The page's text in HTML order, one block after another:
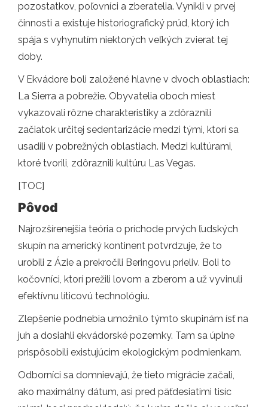
pozostatkov, poľovníci a zberatelia. Vynikli v prvej
činnosti a existuje historiografický prúd, ktorý ich
spája s vyhynutím niektorých veľkých zvierat tej
doby.
V Ekvádore boli založené hlavne v dvoch oblastiach:
La Sierra a pobrežie. Obyvatelia oboch miest
vykazovali rôzne charakteristiky a zdôraznili
začiatok určitej sedentarizácie medzi tými, ktorí sa
usadili v pobrežných oblastiach. Medzi kultúrami,
ktoré tvorili, zdôraznili kultúru Las Vegas.
[TOC]
Pôvod
Najrozšírenejšia teória o príchode prvých ľudských
skupín na americký kontinent potvrdzuje, že to
urobili z Ázie a prekročili Beringovu prieliv. Boli to
kočovníci, ktorí prežili lovom a zberom a už vyvinuli
efektívnu líticovú technológiu.
Zlepšenie podnebia umožnilo týmto skupinám ísť na
juh a dosiahli ekvádorské pozemky. Tam sa úplne
prispôsobili existujúcim ekologickým podmienkam.
Odborníci sa domnievajú, že tieto migrácie začali,
ako maximálny dátum, asi pred päťdesiatimi tisíc